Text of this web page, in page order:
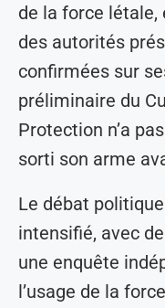
de la force
des autorités
confirmées sur
préliminaire du
Protection n’a
sorti son arme
Le débat
intensifié, avec
une enquête
l’usage de la